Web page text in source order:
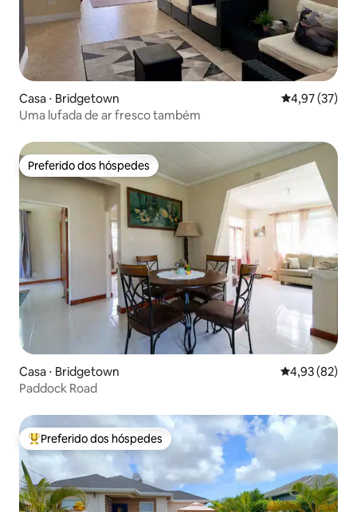
Casa ⋅ Bridgetown 4,97 de uma
4,97 (37)
Uma lufada de ar fresco também
Preferido dos hóspedes
Preferido dos hóspedes
Casa ⋅ Bridgetown 4,93 de uma
4,93 (82)
Paddock Road
Entre os melhores preferidos dos hóspedes
Preferido dos hóspedes